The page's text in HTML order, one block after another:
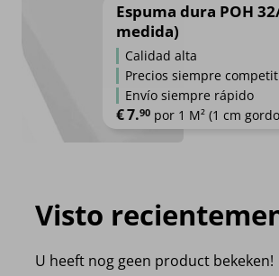
Espuma dura POH
medida)
Calidad alta
Precios siempre
Envío siempre rápido
€7.90 por 1 M² (1 cm
Visto
U heeft nog geen product bekeken!